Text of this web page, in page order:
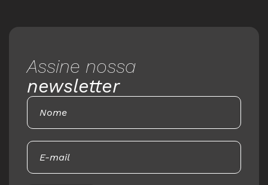
Assine nossa
newsletter